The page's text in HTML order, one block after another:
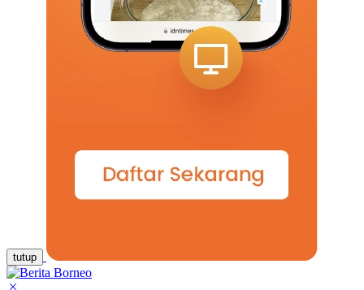
tutup